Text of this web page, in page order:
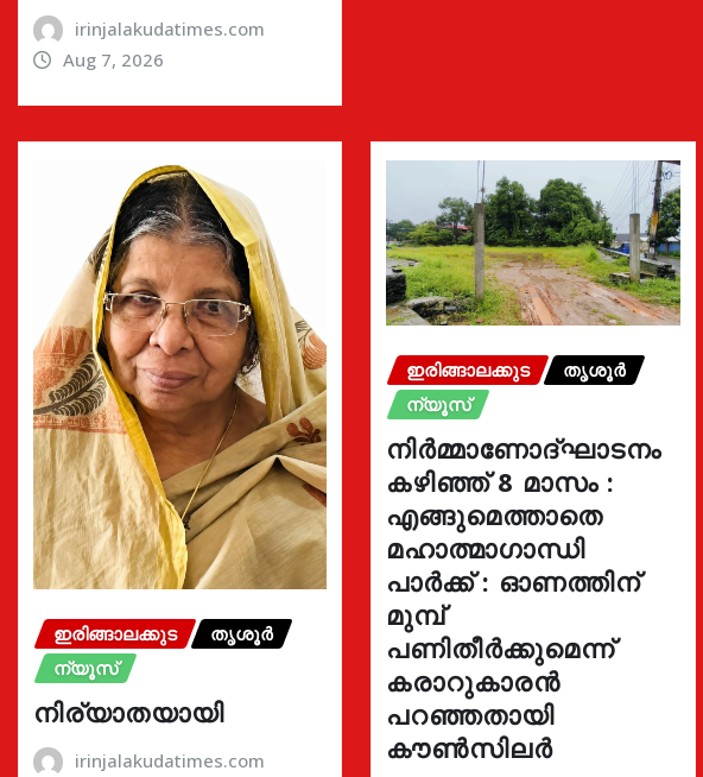
irinjalakudatimes.com
Aug 7, 2026
ഇരിങ്ങാലക്കുട
തൃശൂർ
ന്യൂസ്
നിര്യാതയായി
irinjalakudatimes.com
ഇരിങ്ങാലക്കുട
തൃശൂർ
ന്യൂസ്
നിർമ്മാണോദ്ഘാടനം
കഴിഞ്ഞ് 8 മാസം :
എങ്ങുമെത്താതെ
മഹാത്മാഗാന്ധി
പാർക്ക് : ഓണത്തിന്
മുമ്പ്
പണിതീർക്കുമെന്ന്
കരാറുകാരൻ
പറഞ്ഞതായി
കൗൺസിലർ